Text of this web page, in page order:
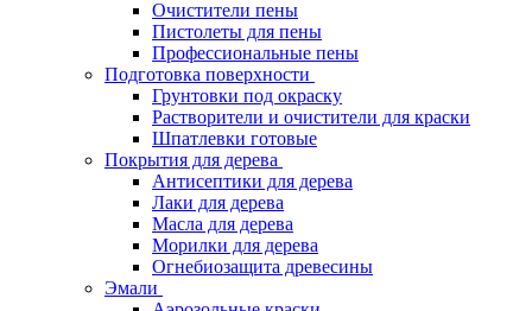
Очистители пены
Пистолеты для пены
Профессиональные пены
Подготовка поверхности
Грунтовки под окраску
Растворители и очистители для краски
Шпатлевки готовые
Покрытия для дерева
Антисептики для дерева
Лаки для дерева
Масла для дерева
Морилки для дерева
Огнебиозащита древесины
Эмали